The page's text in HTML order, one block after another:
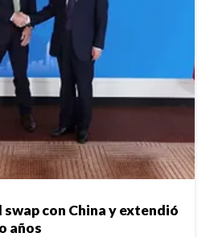
swap con China y extendió
años